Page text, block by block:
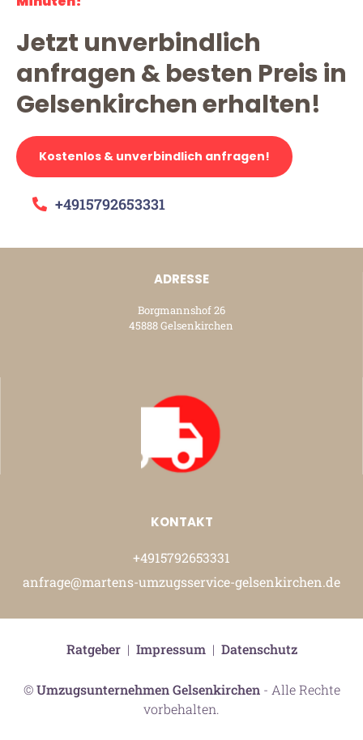
Jetzt unverbindlich
anfragen & besten Preis in
Gelsenkirchen erhalten!
Kostenlos & unverbindlich anfragen!
+4915792653331
ADRESSE
Borgmannshof 26
45888 Gelsenkirchen
KONTAKT
+4915792653331
anfrage@martens-umzugsservice-gelsenkirchen.de
©Umzugsunternehmen Gelsenkirchen- Alle Rechte
vorbehalten.
Ratgeber| Impressum| Datenschutz